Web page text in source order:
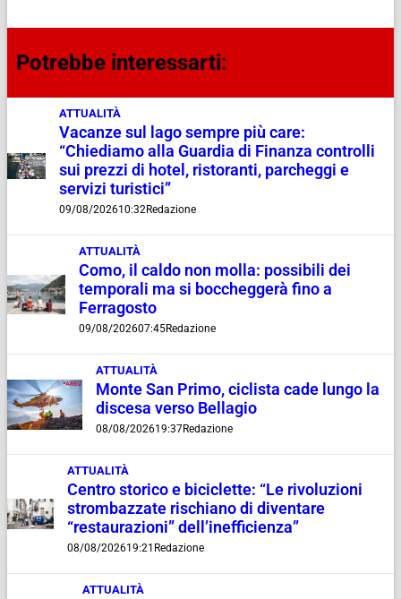
Potrebbe interessarti:
ATTUALITÀ
Vacanze sul lago sempre più care:
“Chiediamo alla Guardia di Finanza controlli
sui prezzi di hotel, ristoranti, parcheggi e
servizi turistici”
09/08/202610:32Redazione
ATTUALITÀ
Como, il caldo non molla: possibili dei
temporali ma si boccheggerà fino a
Ferragosto
09/08/202607:45Redazione
ATTUALITÀ
Monte San Primo, ciclista cade lungo la
discesa verso Bellagio
08/08/202619:37Redazione
ATTUALITÀ
Centro storico e biciclette: “Le rivoluzioni
strombazzate rischiano di diventare
“restaurazioni” dell’inefficienza”
08/08/202619:21 Redazione
ATTUALITÀ